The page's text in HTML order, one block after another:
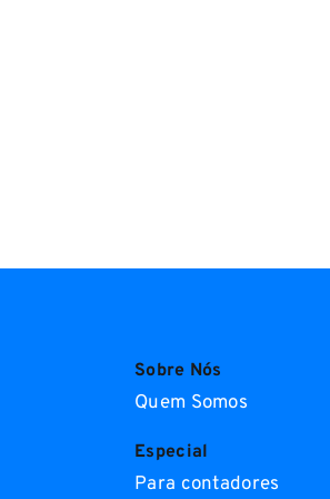
Sobre Nós
Quem Somos
Especial
Para contadores